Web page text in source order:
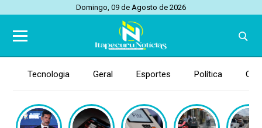
Domingo, 09 de Agosto de 2026
Tecnologia Geral Esportes Política